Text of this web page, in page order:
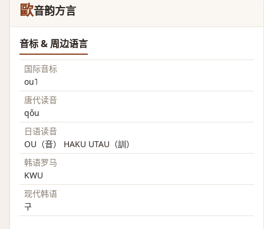
歐音韵方言
音标 & 周边语言
国际音标
ou˥
唐代读音
qǒu
日语读音
OU（音） HAKU UTAU（訓）
韩语罗马
KWU
现代韩语
구